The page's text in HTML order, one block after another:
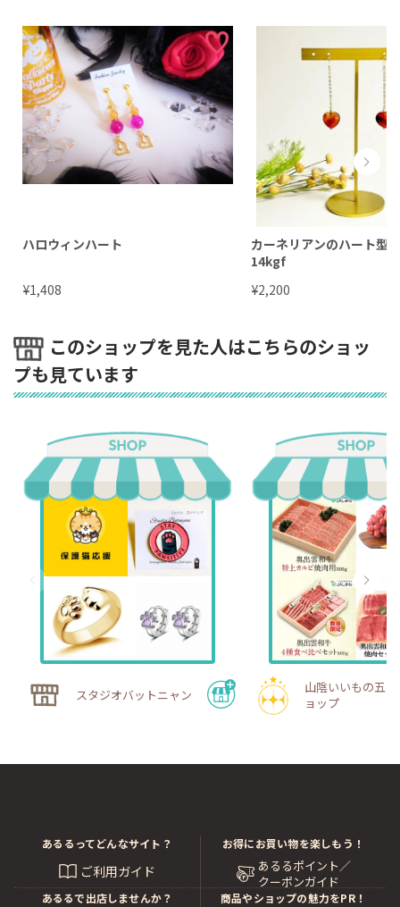
ハロウィンハート
¥1,408
カーネリアンのハート型
14kgf
¥2,200
このショップを見た人はこちらのショッ
プも見ています
スタジオバットニャン
山陰いいもの五
ョップ
あるるってどんなサイト？
ご利用ガイド
お得にお買い物を楽しもう！
あるるポイント／
クーポンガイド
あるるで出店しませんか？ 商品やショップの魅力をPR！